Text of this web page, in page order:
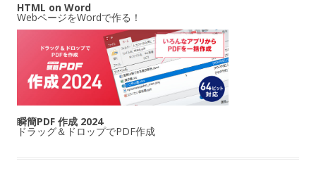
HTML on Word
WebページをWordで作る！
瞬簡PDF 作成 2024
ドラッグ＆ドロップでPDF作成